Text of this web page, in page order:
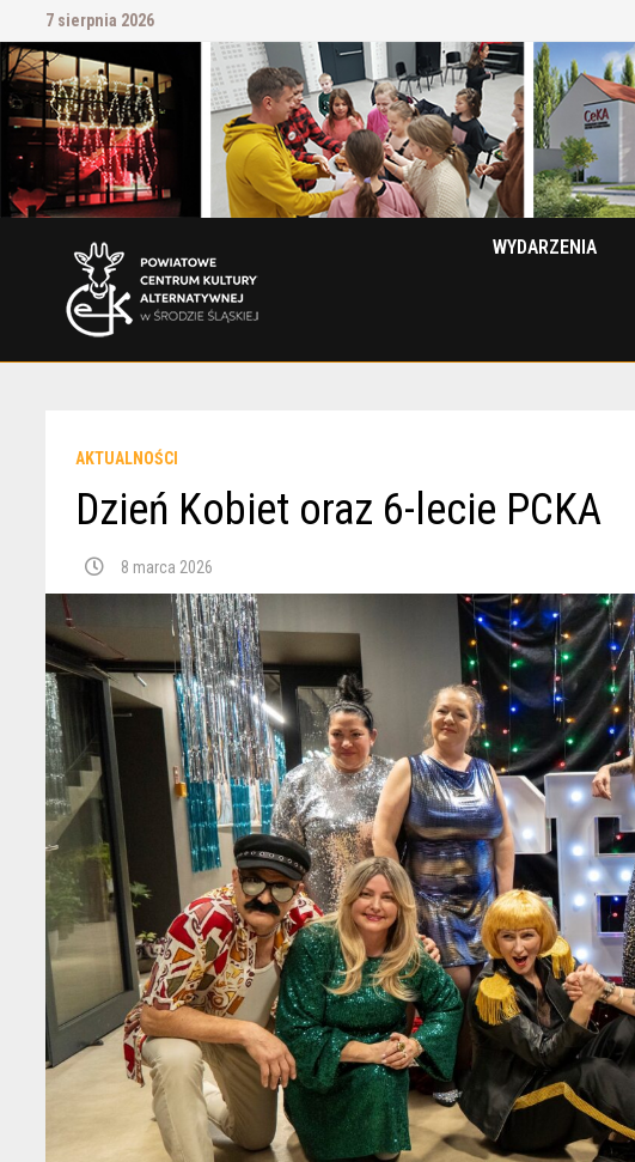
Przejdź
do
treści
7 sierpnia 2026
WYDARZENIA
AKTUALNOŚCI
Dzień Kobiet oraz 6-lecie PCKA
8 marca 2026